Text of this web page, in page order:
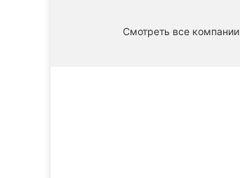
Смотреть все компании